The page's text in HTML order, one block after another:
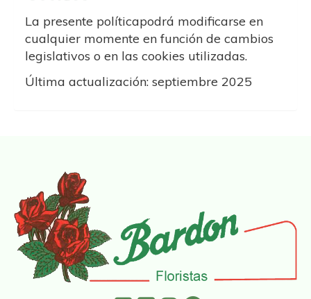
La presente políticapodrá modificarse en
cualquier momente en función de cambios
legislativos o en las cookies utilizadas.
Última actualización: septiembre 2025